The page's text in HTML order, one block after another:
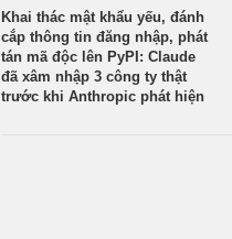
Khai thác mật khẩu yếu, đánh
cắp thông tin đăng nhập, phát
tán mã độc lên PyPI: Claude
đã xâm nhập 3 công ty thật
trước khi Anthropic phát hiện